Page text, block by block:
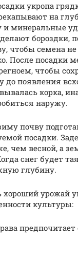
укропа
на
и минеральные
бороздки,
чтобы семена
После посадки
чтобы
до появления
корка,
наружу.
почву
посадки.
чем весной, а
снег будет
глубину.
урожай
культуры:
предпочитает